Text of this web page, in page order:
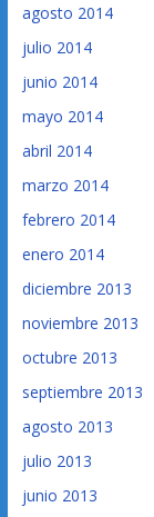
agosto 2014
julio 2014
junio 2014
mayo 2014
abril 2014
marzo 2014
febrero 2014
enero 2014
diciembre 2013
noviembre 2013
octubre 2013
septiembre 2013
agosto 2013
julio 2013
junio 2013